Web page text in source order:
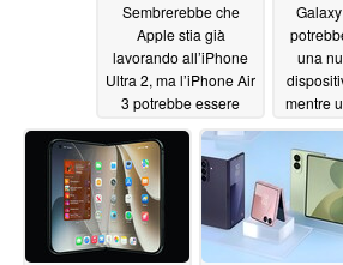
Sembrerebbe che
Apple stia già
lavorando all’iPhone
Ultra 2, ma l’iPhone Air
3 potrebbe essere
dismesso06/25/2026
una
mentre
ne
piega